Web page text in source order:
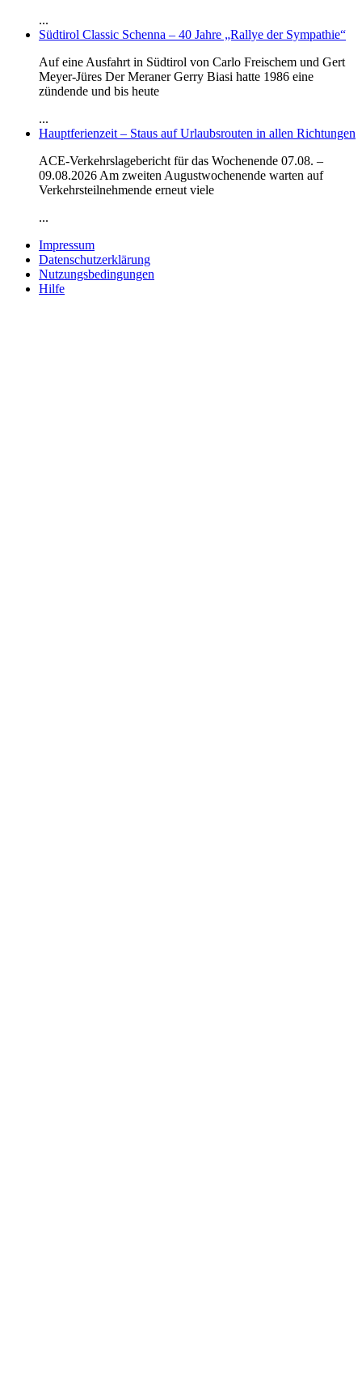
...
Südtirol Classic Schenna – 40 Jahre „Rallye der Sympathie“
Auf eine Ausfahrt in Südtirol von Carlo Freischem und Gert
Meyer-Jüres Der Meraner Gerry Biasi hatte 1986 eine
zündende und bis heute
...
Hauptferienzeit – Staus auf Urlaubsrouten in allen Richtungen
ACE-Verkehrslagebericht für das Wochenende 07.08. –
09.08.2026 Am zweiten Augustwochenende warten auf
Verkehrsteilnehmende erneut viele
...
Impressum
Datenschutzerklärung
Nutzungsbedingungen
Hilfe